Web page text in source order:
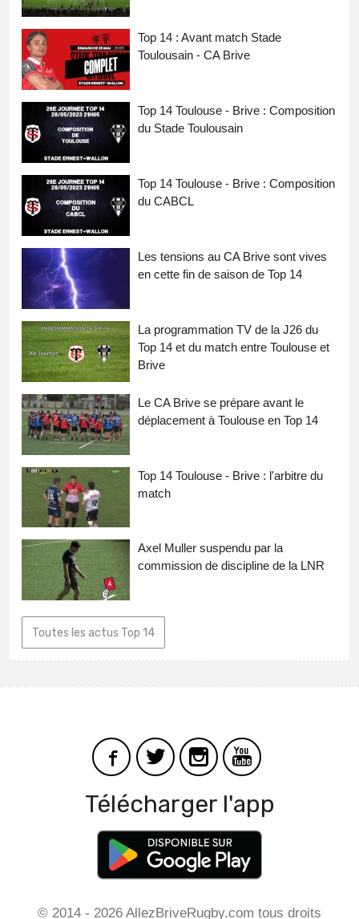
Top 14 : Avant match Stade
Toulousain - CA Brive
Top 14 Toulouse - Brive : Composition
du Stade Toulousain
Top 14 Toulouse - Brive : Composition
du CABCL
Les tensions au CA Brive sont vives
en cette fin de saison de Top 14
La programmation TV de la J26 du
Top 14 et du match entre Toulouse et
Brive
Le CA Brive se prépare avant le
déplacement à Toulouse en Top 14
Top 14 Toulouse - Brive : l'arbitre du
match
Axel Muller suspendu par la
commission de discipline de la LNR
Toutes les actus Top 14
Télécharger l'app
© 2014 - 2026 AllezBriveRugby.com tous droits